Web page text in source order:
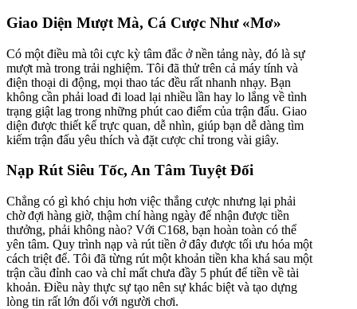
Giao Diện Mượt Mà, Cá Cược Như «Mơ»
Có một điều mà tôi cực kỳ tâm đắc ở nền tảng này, đó là sự
mượt mà trong trải nghiệm. Tôi đã thử trên cả máy tính và
điện thoại di động, mọi thao tác đều rất nhanh nhạy. Bạn
không cần phải load đi load lại nhiều lần hay lo lắng về tình
trạng giật lag trong những phút cao điểm của trận đấu. Giao
diện được thiết kế trực quan, dễ nhìn, giúp bạn dễ dàng tìm
kiếm trận đấu yêu thích và đặt cược chỉ trong vài giây.
Nạp Rút Siêu Tốc, An Tâm Tuyệt Đối
Chẳng có gì khó chịu hơn việc thắng cược nhưng lại phải
chờ đợi hàng giờ, thậm chí hàng ngày để nhận được tiền
thưởng, phải không nào? Với C168, bạn hoàn toàn có thể
yên tâm. Quy trình nạp và rút tiền ở đây được tối ưu hóa một
cách triệt để. Tôi đã từng rút một khoản tiền kha khá sau một
trận cầu đỉnh cao và chỉ mất chưa đầy 5 phút để tiền về tài
khoản. Điều này thực sự tạo nên sự khác biệt và tạo dựng
lòng tin rất lớn đối với người chơi.